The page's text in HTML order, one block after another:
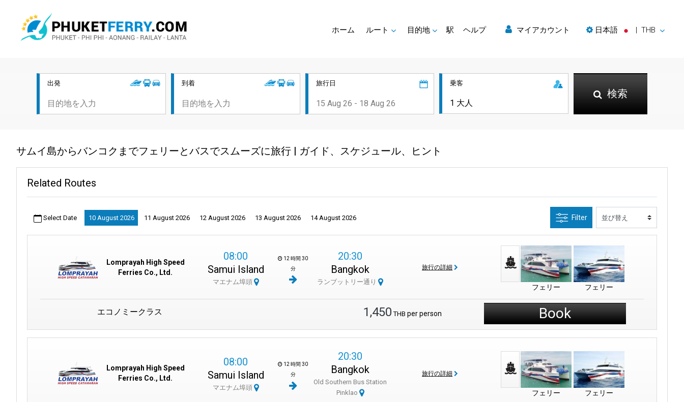
ホーム ルート 目的地 駅 ヘルプ マイアカウント 日本語 | THB
出発 到着 旅行日 乗客
検索
サムイ島からバンコクまでフェリーとバスでスムーズに旅行 | ガイド、スケジュール、ヒント
Related Routes
Select Date 10 August 2026 11 August 2026 12 August 2026 13 August 2026 14 August 2026 Filter
Lomprayah High Speed
Ferries Co., Ltd.
08:00
Samui Island
マエナム埠頭
12 時間 30
分
20:30
Bangkok
ランブットリー通り
旅行の詳細
フェリー フェリー
エコノミークラス 1,450 THB per person Book
Lomprayah High Speed
Ferries Co., Ltd.
08:00
Samui Island
マエナム埠頭
12 時間 30
分
20:30
Bangkok
Old Southern Bus Station
Pinklao
旅行の詳細
フェリー フェリー